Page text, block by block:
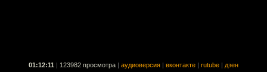
01:12:11 123982 просмотра аудиоверсия вконтакте rutube дзен